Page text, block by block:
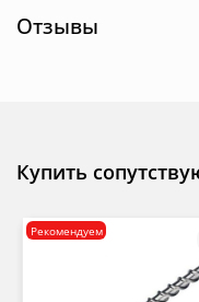
Отзывы
Купить
Рекомендуем